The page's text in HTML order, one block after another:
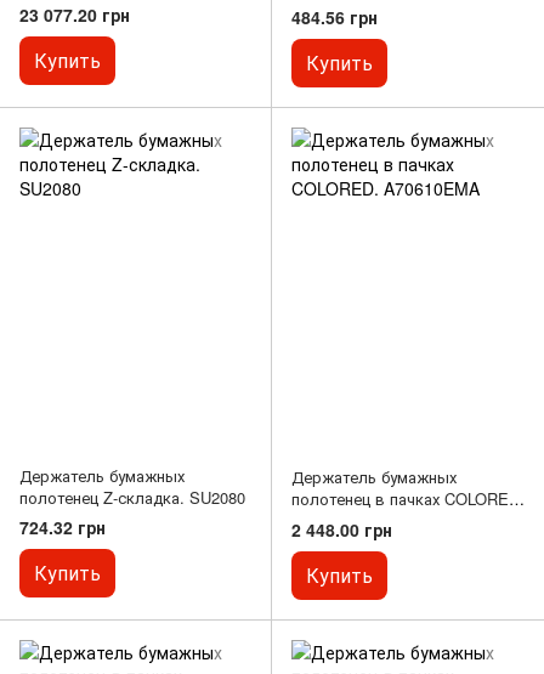
23 077.20 грн
Купить
484.56 грн
Купить
Держатель бумажных
полотенец Z-складка. SU2080
724.32 грн
Купить
Держатель бумажных
полотенец в пачках COLORED.
A70610EMA
2 448.00 грн
Купить